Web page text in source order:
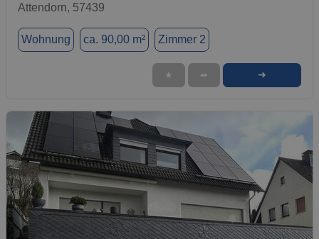
Attendorn, 57439
Wohnung ca. 90,00 m² Zimmer 2
★ ➦ ➜